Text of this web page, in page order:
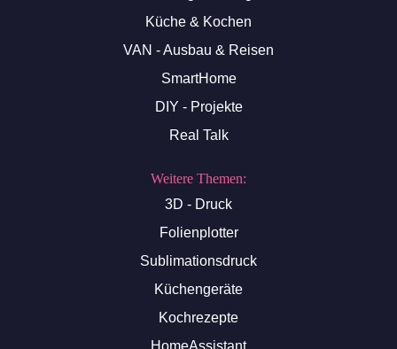
Küche & Kochen
VAN - Ausbau & Reisen
SmartHome
DIY - Projekte
Real Talk
Weitere Themen:
3D - Druck
Folienplotter
Sublimationsdruck
Küchengeräte
Kochrezepte